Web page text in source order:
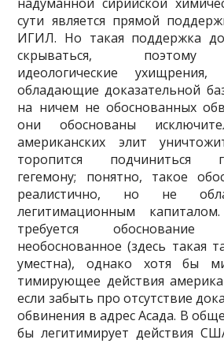
сути является прямой
ИГИЛ. Но такая поддержка
скрываться, поэтому
идеологические
обладаю­щие доказательной
на ничем не обоснованных
они обос­нованы
американских элит
торопится подчи­ниться
гегемону; понятно, такое
реалистично, но не
легитимационным
требуется обоснование
необоснованное (здесь такая
уместна), однако хотя бы
тимирующее действия
если забыть про отсутствие
обвинения в адрес Асада. В
бы легитимирует действия